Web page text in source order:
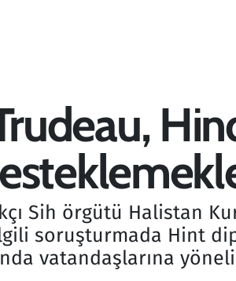
Sih örgütü Halistan
soruşturmada Hint
vatandaşlarına